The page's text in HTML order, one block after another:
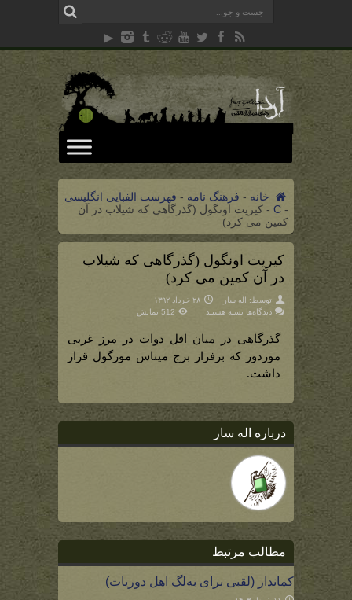
خانه - فرهنگ نامه - فهرست الفبایی انگلیسی
-
C
- کیریت اونگول (گذرگاهی که شیلاب در آن
کمین می کرد)
کیریت اونگول (گذرگاهی که شیلاب
در آن کمین می کرد)
توسط: اله سار
۲۸ خرداد ۱۳۹۲
دیدگاه‌ها برای
(گذرگاهی
که
شیلاب
در
بسته هستند 512 نمایش
گذرگاهی در میان افل دوات در مرز غربی
موردور که برفراز برج میناس مورگول قرار
داشت.
درباره اله سار
مطالب مرتبط
کماندار (لقبی برای به‌لگ اهل دوریات)